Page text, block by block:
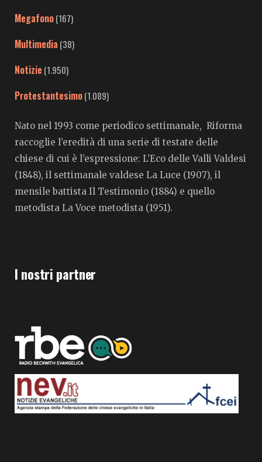
Megafono(167)
Multimedia (38)
Notizie (1.950)
Protestantesimo(1.089)
Nato nel 1993 come periodico settimanale, Riforma
raccoglie l’eredità di una serie di testate delle
chiese di cui è l’espressione: L’Eco delle Valli Valdesi
(1848), il settimanale valdese La Luce (1907), il
mensile battista Il Testimonio (1884) e quello
metodista La Voce metodista (1951).
I nostri partner